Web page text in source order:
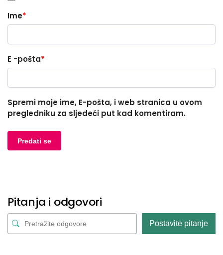
Ime*
E -pošta*
Spremi moje ime, E-pošta, i web stranica u ovom
pregledniku za sljedeći put kad komentiram.
Pitanja i odgovori
Postavite pitanje